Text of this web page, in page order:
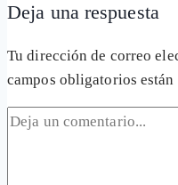
Deja una respuesta
Tu dirección de correo
campos obligatorios están